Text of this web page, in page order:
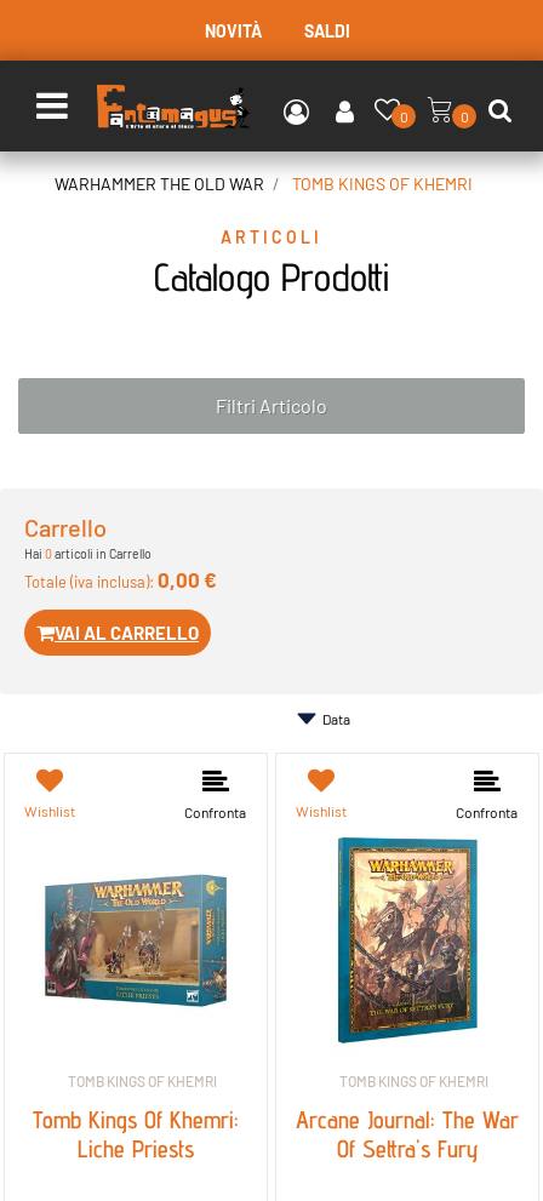
NOVITÀ SALDI
Open menu
0 0
WARHAMMER THE OLD WAR TOMB KINGS OF KHEMRI
ARTICOLI
Catalogo Prodotti
Filtri Articolo
Carrello
Hai 0articoli in Carrello
Totale (iva inclusa): 0,00 €
VAI AL CARRELLO
Wishlist Confronta
TOMB KINGS OF KHEMRI
Tomb Kings Of Khemri:
Liche Priests
Wishlist Confronta
TOMB KINGS OF KHEMRI
Arcane Journal: The War
Of Settra's Fury